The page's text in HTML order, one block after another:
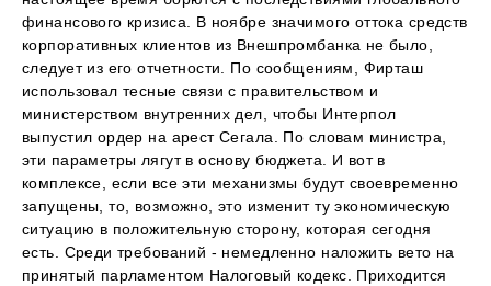
финансового кризиса. В ноябре значимого оттока средств
корпоративных клиентов из Внешпромбанка не было,
следует из его отчетности. По сообщениям, Фирташ
использовал тесные связи с правительством и
министерством внутренних дел, чтобы Интерпол
выпустил ордер на арест Сегала. По словам министра,
эти параметры лягут в основу бюджета. И вот в
комплексе, если все эти механизмы будут своевременно
запущены, то, возможно, это изменит ту экономическую
ситуацию в положительную сторону, которая сегодня
есть. Среди требований - немедленно наложить вето на
принятый парламентом Налоговый кодекс. Приходится